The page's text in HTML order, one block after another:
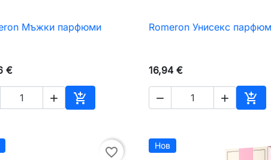
 Бърз преглед
Мъжки парфюми
€
 
Добавяне към количката
 Бърз преглед
Romeron Унисекс
16,94 €
  
favorite_border Нов